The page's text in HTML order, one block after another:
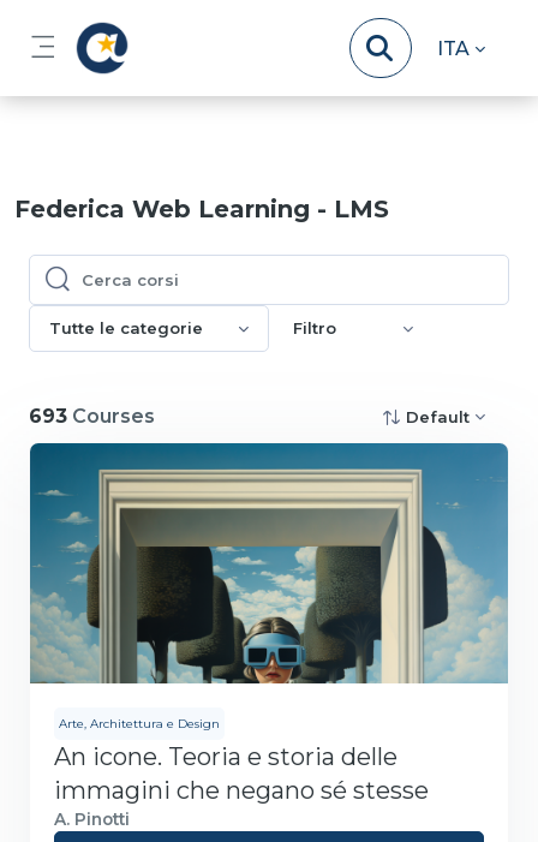
Pannello laterale
ITA
Federica Web Learning - LMS
Cerca corsi
Cerca corsi
Tutte le categorie Filtro
693 Courses Default
Arte, Architettura e Design
An icone. Teoria e storia delle
immagini che negano sé stesse
A. Pinotti